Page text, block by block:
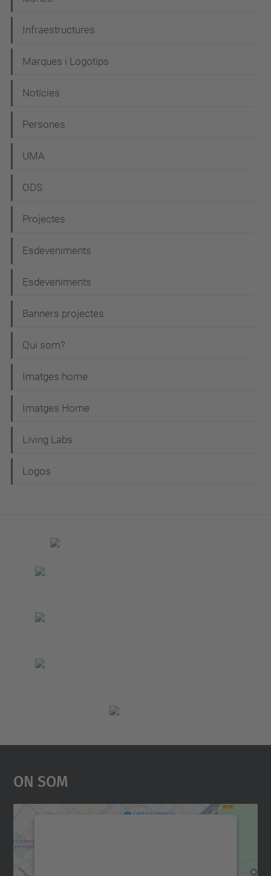
a
i
ó
Infraestructures
Marques i Logotips
Notícies
Persones
UMA
ODS
Projectes
Esdeveniments
Esdeveniments
Banners projectes
Qui som?
Imatges home
Imatges Home
Living Labs
Logos
On Som